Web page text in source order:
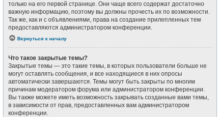
только на его первой странице. Они чаще всего содержат достаточно
важную информацию, поэтому вы должны прочесть их по возможности.
Так же, как и с объявлениями, права на создание прилепленных тем
предоставляются администратором конференции.
Вернуться к началу
Что такое закрытые темы?
Закрытые темы — это такие темы, в которых пользователи больше не
могут оставлять сообщения, и все находящиеся в них опросы
автоматически завершаются. Темы могут быть закрыты по многим
причинам модератором форума или администратором конференции.
Вы также можете иметь возможность закрывать созданные вами темы,
в зависимости от прав, предоставленных вам администратором
конференции.